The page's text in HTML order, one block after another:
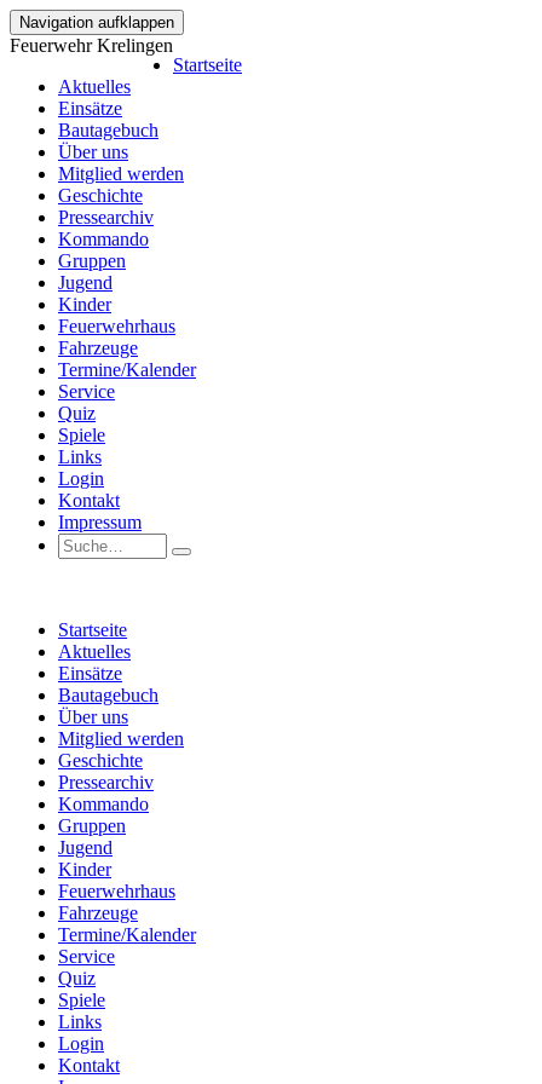
Navigation aufklappen
Feuerwehr Krelingen
Startseite
Aktuelles
Einsätze
Bautagebuch
Über uns
Mitglied werden
Geschichte
Pressearchiv
Kommando
Gruppen
Jugend
Kinder
Feuerwehrhaus
Fahrzeuge
Termine/Kalender
Service
Quiz
Spiele
Links
Login
Kontakt
Impressum
Startseite
Aktuelles
Einsätze
Bautagebuch
Über uns
Mitglied werden
Geschichte
Pressearchiv
Kommando
Gruppen
Jugend
Kinder
Feuerwehrhaus
Fahrzeuge
Termine/Kalender
Service
Quiz
Spiele
Links
Login
Kontakt